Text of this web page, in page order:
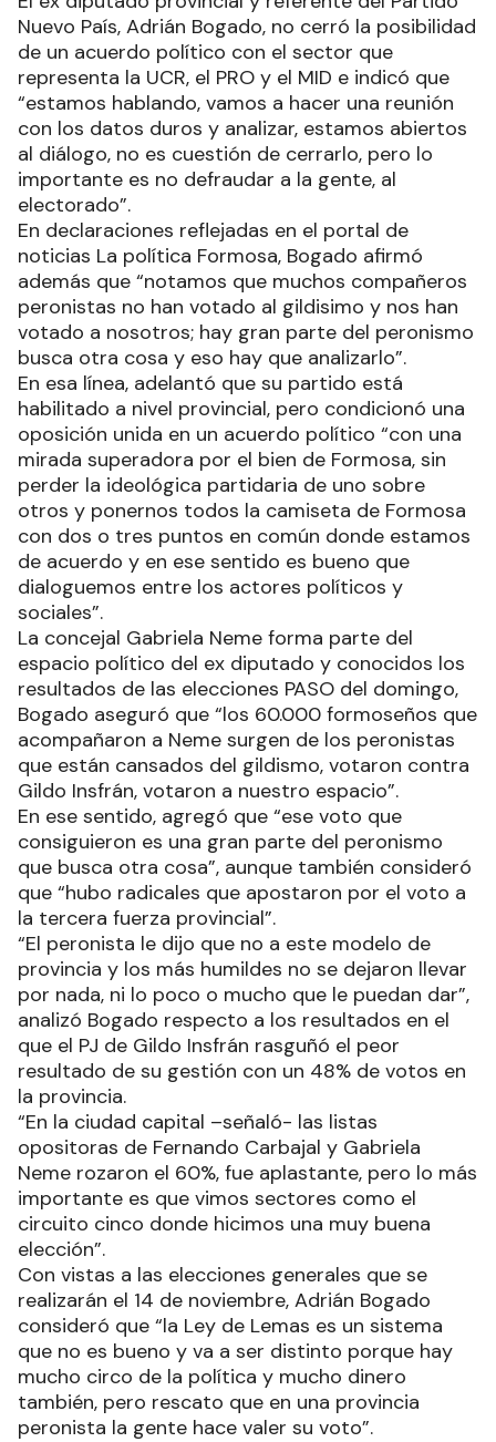
Nuevo País, Adrián Bogado, no cerró la posibilidad
de un acuerdo político con el sector que
representa la UCR, el PRO y el MID e indicó que
“estamos hablando, vamos a hacer una reunión
con los datos duros y analizar, estamos abiertos
al diálogo, no es cuestión de cerrarlo, pero lo
importante es no defraudar a la gente, al
electorado”.
En declaraciones reflejadas en el portal de
noticias La política Formosa, Bogado afirmó
además que “notamos que muchos compañeros
peronistas no han votado al gildisimo y nos han
votado a nosotros; hay gran parte del peronismo
busca otra cosa y eso hay que analizarlo”.
En esa línea, adelantó que su partido está
habilitado a nivel provincial, pero condicionó una
oposición unida en un acuerdo político “con una
mirada superadora por el bien de Formosa, sin
perder la ideológica partidaria de uno sobre
otros y ponernos todos la camiseta de Formosa
con dos o tres puntos en común donde estamos
de acuerdo y en ese sentido es bueno que
dialoguemos entre los actores políticos y
sociales”.
La concejal Gabriela Neme forma parte del
espacio político del ex diputado y conocidos los
resultados de las elecciones PASO del domingo,
Bogado aseguró que “los 60.000 formoseños que
acompañaron a Neme surgen de los peronistas
que están cansados del gildismo, votaron contra
Gildo Insfrán, votaron a nuestro espacio”.
En ese sentido, agregó que “ese voto que
consiguieron es una gran parte del peronismo
que busca otra cosa”, aunque también consideró
que “hubo radicales que apostaron por el voto a
la tercera fuerza provincial”.
“El peronista le dijo que no a este modelo de
provincia y los más humildes no se dejaron llevar
por nada, ni lo poco o mucho que le puedan dar”,
analizó Bogado respecto a los resultados en el
que el PJ de Gildo Insfrán rasguñó el peor
resultado de su gestión con un 48% de votos en
la provincia.
“En la ciudad capital –señaló- las listas
opositoras de Fernando Carbajal y Gabriela
Neme rozaron el 60%, fue aplastante, pero lo más
importante es que vimos sectores como el
circuito cinco donde hicimos una muy buena
elección”.
Con vistas a las elecciones generales que se
realizarán el 14 de noviembre, Adrián Bogado
consideró que “la Ley de Lemas es un sistema
que no es bueno y va a ser distinto porque hay
mucho circo de la política y mucho dinero
también, pero rescato que en una provincia
peronista la gente hace valer su voto”.